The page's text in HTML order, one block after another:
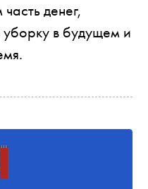
денег,
в будущем и